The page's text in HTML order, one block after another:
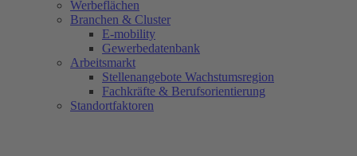
Werbeflächen
Branchen & Cluster
E-mobility
Gewerbedatenbank
Arbeitsmarkt
Stellenangebote Wachstumsregion
Fachkräfte & Berufsorientierung
Standortfaktoren